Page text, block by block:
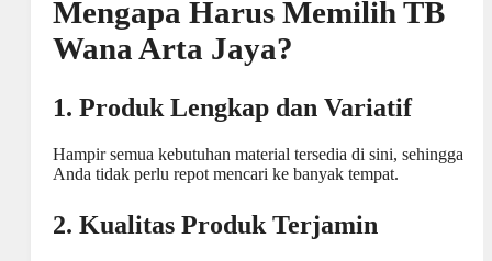
Mengapa Harus Memilih TB
Wana Arta Jaya?
1. Produk Lengkap dan Variatif
Hampir semua kebutuhan material tersedia di sini, sehingga
Anda tidak perlu repot mencari ke banyak tempat.
2. Kualitas Produk Terjamin